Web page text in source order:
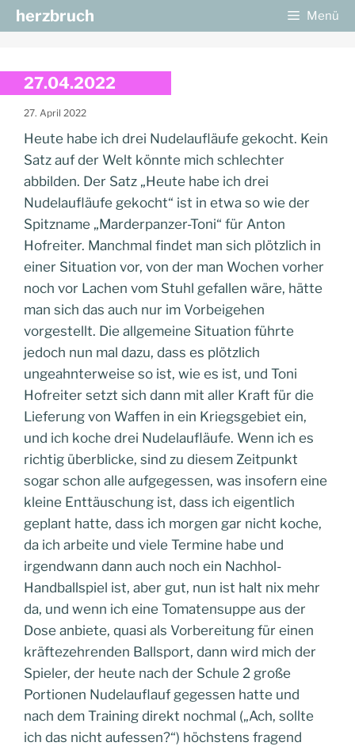
Zum
Inhalt
herzbruch Menü
27.04.2022
27. April 2022
Heute habe ich drei Nudelaufläufe gekocht. Kein
Satz auf der Welt könnte mich schlechter
abbilden. Der Satz „Heute habe ich drei
Nudelaufläufe gekocht“ ist in etwa so wie der
Spitzname „Marderpanzer-Toni“ für Anton
Hofreiter. Manchmal findet man sich plötzlich in
einer Situation vor, von der man Wochen vorher
noch vor Lachen vom Stuhl gefallen wäre, hätte
man sich das auch nur im Vorbeigehen
vorgestellt. Die allgemeine Situation führte
jedoch nun mal dazu, dass es plötzlich
ungeahnterweise so ist, wie es ist, und Toni
Hofreiter setzt sich dann mit aller Kraft für die
Lieferung von Waffen in ein Kriegsgebiet ein,
und ich koche drei Nudelaufläufe. Wenn ich es
richtig überblicke, sind zu diesem Zeitpunkt
sogar schon alle aufgegessen, was insofern eine
kleine Enttäuschung ist, dass ich eigentlich
geplant hatte, dass ich morgen gar nicht koche,
da ich arbeite und viele Termine habe und
irgendwann dann auch noch ein Nachhol-
Handballspiel ist, aber gut, nun ist halt nix mehr
da, und wenn ich eine Tomatensuppe aus der
Dose anbiete, quasi als Vorbereitung für einen
kräftezehrenden Ballsport, dann wird mich der
Spieler, der heute nach der Schule 2 große
Portionen Nudelauflauf gegessen hatte und
nach dem Training direkt nochmal („Ach, sollte
ich das nicht aufessen?“) höchstens fragend